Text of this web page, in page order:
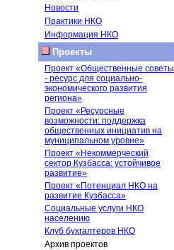
Новости
Практики НКО
Информация НКО
Проекты
Проект «Общественные советы
- ресурс для социально-
экономического развития
региона»
Проект «Ресурсные
возможности: поддержка
общественных инициатив на
муниципальном уровне»
Проект «Некоммерческий
сектор Кузбасса: устойчивое
развитие»
Проект «Потенциал НКО на
развитие Кузбасса»
Социальные услуги НКО
населению
Клуб бухгалтеров НКО
Архив проектов